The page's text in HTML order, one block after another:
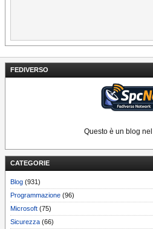
FEDIVERSO
Questo è un blog
CATEGORIE
Blog (931)
Programmazione (96)
Microsoft (75)
Sicurezza (66)